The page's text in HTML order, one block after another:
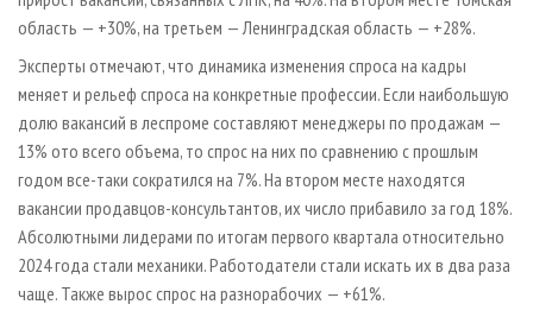
область — +30%, на третьем — Ленинградская область — +28%.
Эксперты отмечают, что динамика изменения спроса на кадры
меняет и рельеф спроса на конкретные профессии. Если наибольшую
долю вакансий в леспроме составляют менеджеры по продажам —
13% ото всего объема, то спрос на них по сравнению с прошлым
годом все-таки сократился на 7%. На втором месте находятся
вакансии продавцов-консультантов, их число прибавило за год 18%.
Абсолютными лидерами по итогам первого квартала относительно
2024 года стали механики. Работодатели стали искать их в два раза
чаще. Также вырос спрос на разнорабочих — +61%.